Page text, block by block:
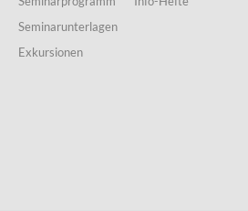
Seminarunterlagen
Exkursionen